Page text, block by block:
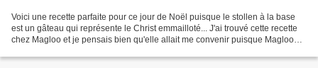
Voici une recette parfaite pour ce jour de Noël puisque le stollen à la base
est un gâteau qui représente le Christ emmailloté... J'ai trouvé cette recette
chez Magloo et je pensais bien qu'elle allait me convenir puisque Magloo